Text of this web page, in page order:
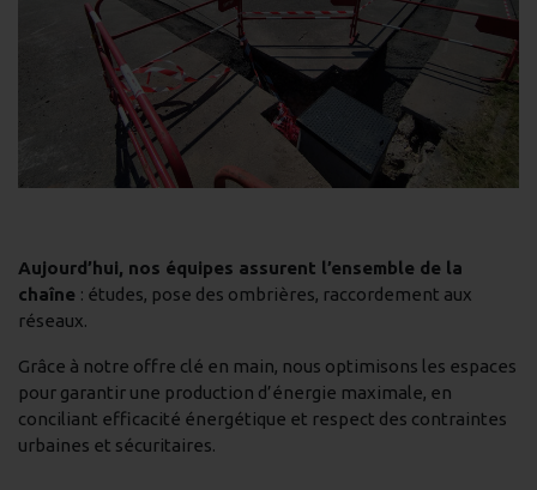
Aujourd’hui, nos équipes assurent l’ensemble de la
chaîne : études, pose des ombrières, raccordement aux
réseaux.
Grâce à notre offre clé en main, nous optimisons les espaces
pour garantir une production d’énergie maximale, en
conciliant efficacité énergétique et respect des contraintes
urbaines et sécuritaires.